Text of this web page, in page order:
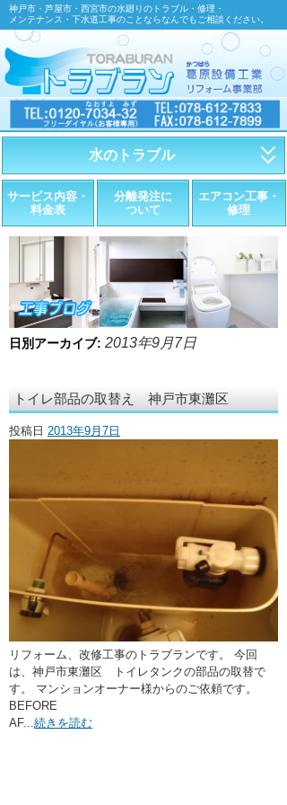
神戸市・芦屋市・西宮市の水廻りのトラブル・修理・
メンテナンス・下水道工事のことならなんでもご相談ください。
水のトラブル
・トイレが詰まったら
・トイレが漏れたら
・水道管が漏れたら
・排水が詰まったら
・悪臭調査
・ここに水栓がほしい
・水廻りメンテナンス
サービス内容・
料金表
分離発注に
ついて
エアコン工事・
修理
日別アーカイブ: 2013年9月7日
トイレ部品の取替え 神戸市東灘区
投稿日 2013年9月7日
リフォーム、改修工事のトラブランです。 今回
は、神戸市東灘区 トイレタンクの部品の取替で
す。 マンションオーナー様からのご依頼です。
AF... 続きを読む